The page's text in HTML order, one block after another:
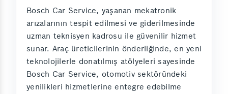
Bosch Car Service, yaşanan mekatronik
arızalarının tespit edilmesi ve giderilmesinde
uzman teknisyen kadrosu ile güvenilir hizmet
sunar. Araç üreticilerinin önderliğinde, en yeni
teknolojilerle donatılmış atölyeleri sayesinde
Bosch Car Service, otomotiv sektöründeki
yenilikleri hizmetlerine entegre edebilme